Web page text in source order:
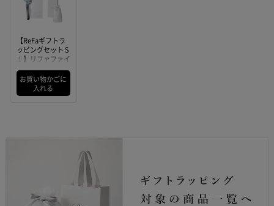
【ReFaギフトラ
ッピングセット S
＋】リファファイ
ルバー） ＆ リフ
ァミニバスタオル
（ホワイト）
お買い物かごに
入れる